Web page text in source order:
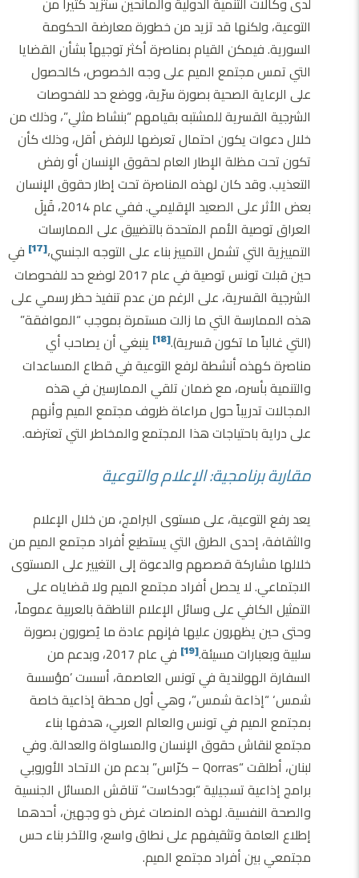
التوعية، ولكنها قد تزيد من خطورة معارضة الحكومة
السورية. فيمكن القيام بمناصرة أكثر توجيهاً بشأن القضايا
التي تمس مجتمع الميم على وجه الخصوص، كالحصول
على الرعاية الصحية بصورة سرّية، ووضع حد للفحوصات
الشرجية القسرية للمشتبه بقيامهم “بنشاط مثلي”، وذلك من
خلال دعوات يكون احتمال تعرضها للرفض أقل، وذلك كأن
تكون تحت مظلة الإطار العام لحقوق الإنسان أو رفض
التعذيب. وقد كان لهذه المناصرة تحت إطار حقوق الإنسان
بعض الأثر على الصعيد الإقليمي. ففي عام 2014، قَبِلَ
العراق توصية الأمم المتحدة بالتضييق على الممارسات
التمييزية التي تشمل التمييز بناء على التوجه الجنسي،[17]
في
حين قبلت تونس توصية في عام 2017 لوضع حد للفحوصات
الشرجية القسرية، على الرغم من عدم تنفيذ حظر رسمي على
هذه الممارسة التي ما زالت مستمرة بموجب “الموافقة”
(التي غالباً ما تكون قسرية).[18]
ينبغي أن يصاحب أي
مناصرة كهذه أنشطة لرفع التوعية في قطاع المساعدات
والتنمية بأسره، مع ضمان تلقي الممارسين في هذه
المجالات تدريباً حول مراعاة ظروف مجتمع الميم وأنهم
على دراية باحتياجات هذا المجتمع والمخاطر التي تعترضه.
مقاربة برنامجية: الإعلام والتوعية
يعد رفع التوعية، على مستوى البرامج، من خلال الإعلام
والثقافة، إحدى الطرق التي يستطيع أفراد مجتمع الميم من
خلالها مشاركة قصصهم والدعوة إلى التغيير على المستوى
الاجتماعي. لا يحصل أفراد مجتمع الميم ولا قضاياه على
التمثيل الكافي على وسائل الإعلام الناطقة بالعربية عموماً،
وحتى حين يظهرون عليها فإنهم عادة ما يُصورون بصورة
سلبية وبعبارات مسيئة.[19]
في عام 2017، وبدعم من
السفارة الهولندية في تونس العاصمة، أسست ’مؤسسة
شمس‘ “إذاعة شمس”، وهي أول محطة إذاعية خاصة
بمجتمع الميم في تونس والعالم العربي، هدفها بناء
مجتمع لنقاش حقوق الإنسان والمساواة والعدالة. وفي
لبنان، أطلقت “Qorras – كرّاس” بدعم من الاتحاد الأوروبي
برامج إذاعية تسجيلية “بودكاست” تناقش المسائل الجنسية
والصحة النفسية. لهذه المنصات غرض ذو وجهين، أحدهما
إطلاع العامة وتثقيفهم على نطاق واسع، والآخر بناء حس
مجتمعي بين أفراد مجتمع الميم.